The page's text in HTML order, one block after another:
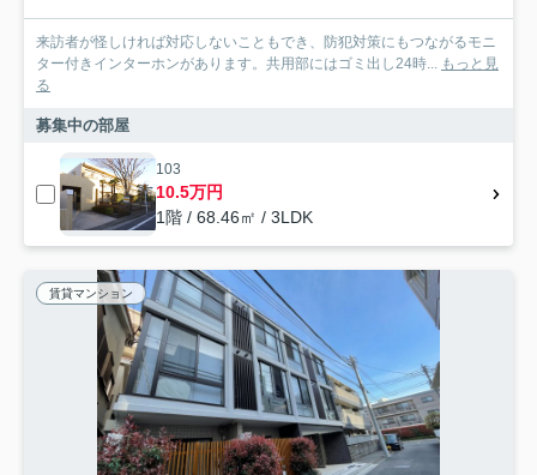
来訪者が怪しければ対応しないこともでき、防犯対策にもつながるモニ
ター付きインターホンがあります。共用部にはゴミ出し24時... もっと見
る
募集中の部屋
103
10.5万円
1階 / 68.46㎡ / 3LDK
賃貸マンション